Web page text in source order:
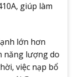
giúp làm
lớn hơn
năng lượng do
việc nạp bổ